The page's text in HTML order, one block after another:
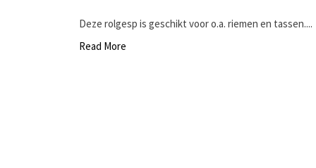
Deze rolgesp is geschikt voor o.a. riemen en tassen....
Read More